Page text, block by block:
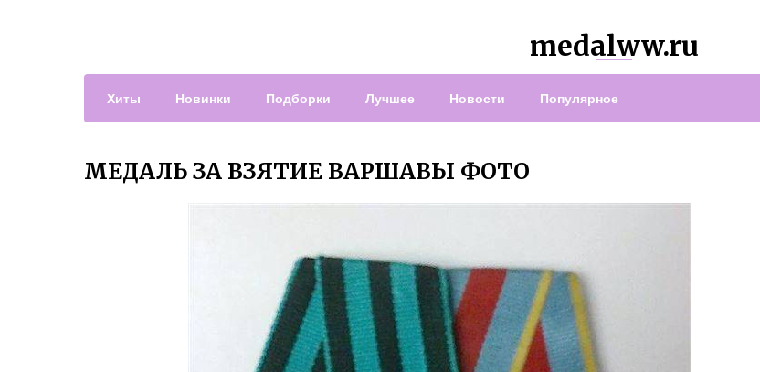
medalww.ru
Хиты Новинки Подборки Лучшее Новости Популярное
МЕДАЛЬ ЗА ВЗЯТИЕ ВАРШАВЫ ФОТО